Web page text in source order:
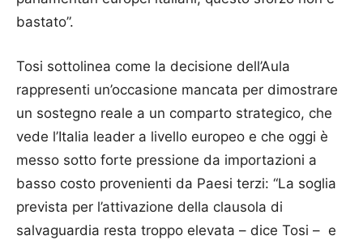
bastato”.
Tosi sottolinea come la decisione dell’Aula
rappresenti un’occasione mancata per dimostrare
un sostegno reale a un comparto strategico, che
vede l’Italia leader a livello europeo e che oggi è
messo sotto forte pressione da importazioni a
basso costo provenienti da Paesi terzi: “La soglia
prevista per l’attivazione della clausola di
salvaguardia resta troppo elevata – dice Tosi – e